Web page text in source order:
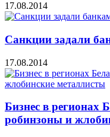
17.08.2014
Санкции задали
17.08.2014
Бизнес в регионах
робинзоны и